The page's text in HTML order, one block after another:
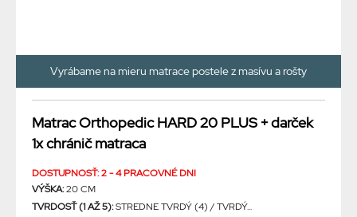
Vyrábame na mieru matrace postele z masívu a rošty
Matrac Orthopedic HARD 20 PLUS + darček
1x chránič matraca
DOSTUPNOSŤ: 2 - 4 PRACOVNÉ DNI
VÝŠKA:20 CM
TVRDOSŤ (1 AŽ 5):STREDNE TVRDÝ (4) / TVRDÝ...